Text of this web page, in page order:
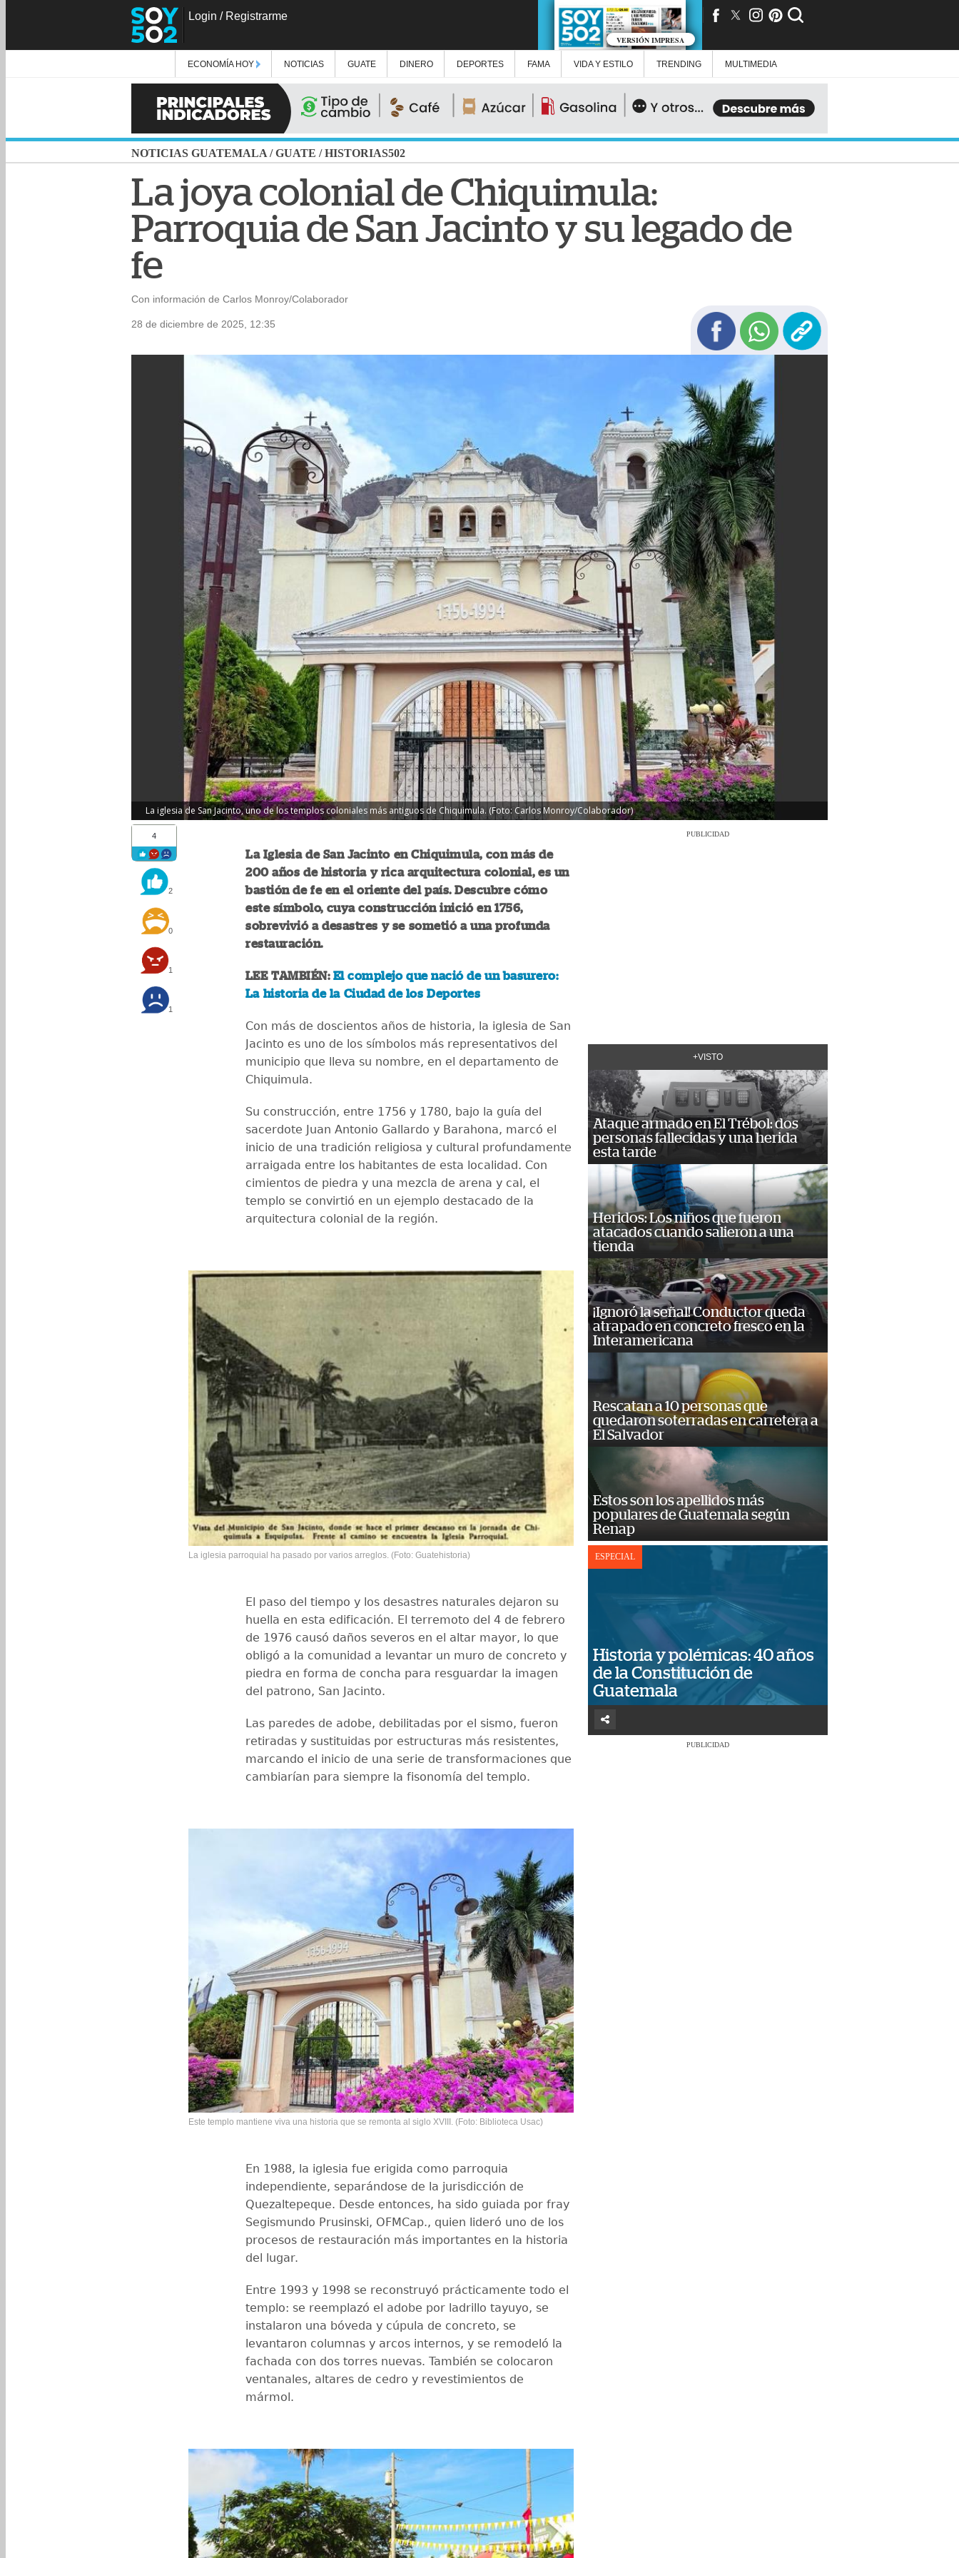
Login / Registrarme
VERSIÓN IMPRESA
ECONOMÍA HOY NOTICIAS GUATE DINERO DEPORTES FAMA VIDA Y ESTILO TRENDING MULTIMEDIA
NOTICIAS GUATEMALA /GUATE /HISTORIAS502
La joya colonial de Chiquimula:
Parroquia de San Jacinto y su legado de
fe
Con información de Carlos Monroy/Colaborador
28 de diciembre de 2025, 12:35
La iglesia de San Jacinto, uno de los templos coloniales más antiguos de Chiquimula. (Foto: Carlos Monroy/Colaborador)
4
2
0
1
1
La Iglesia de San Jacinto en Chiquimula, con más de
200 años de historia y rica arquitectura colonial, es un
bastión de fe en el oriente del país. Descubre cómo
este símbolo, cuya construcción inició en 1756,
sobrevivió a desastres y se sometió a una profunda
restauración.
LEE TAMBIÉN: El complejo que nació de un basurero:
La historia de la Ciudad de los Deportes
Con más de doscientos años de historia, la iglesia de San
Jacinto es uno de los símbolos más representativos del
municipio que lleva su nombre, en el departamento de
Chiquimula.
Su construcción, entre 1756 y 1780, bajo la guía del
sacerdote Juan Antonio Gallardo y Barahona, marcó el
inicio de una tradición religiosa y cultural profundamente
arraigada entre los habitantes de esta localidad. Con
cimientos de piedra y una mezcla de arena y cal, el
templo se convirtió en un ejemplo destacado de la
arquitectura colonial de la región.
La iglesia parroquial ha pasado por varios arreglos. (Foto: Guatehistoria)
El paso del tiempo y los desastres naturales dejaron su
huella en esta edificación. El terremoto del 4 de febrero
de 1976 causó daños severos en el altar mayor, lo que
obligó a la comunidad a levantar un muro de concreto y
piedra en forma de concha para resguardar la imagen
del patrono, San Jacinto.
Las paredes de adobe, debilitadas por el sismo, fueron
retiradas y sustituidas por estructuras más resistentes,
marcando el inicio de una serie de transformaciones que
cambiarían para siempre la fisonomía del templo.
Este templo mantiene viva una historia que se remonta al siglo XVIII. (Foto: Biblioteca Usac)
En 1988, la iglesia fue erigida como parroquia
independiente, separándose de la jurisdicción de
Quezaltepeque. Desde entonces, ha sido guiada por fray
Segismundo Prusinski, OFMCap., quien lideró uno de los
procesos de restauración más importantes en la historia
del lugar.
Entre 1993 y 1998 se reconstruyó prácticamente todo el
templo: se reemplazó el adobe por ladrillo tayuyo, se
instalaron una bóveda y cúpula de concreto, se
levantaron columnas y arcos internos, y se remodeló la
fachada con dos torres nuevas. También se colocaron
ventanales, altares de cedro y revestimientos de
mármol.
PUBLICIDAD
+VISTO
Ataque armado en El Trébol: dos
personas fallecidas y una herida
esta tarde
Heridos: Los niños que fueron
atacados cuando salieron a una
tienda
¡Ignoró la señal! Conductor queda
atrapado en concreto fresco en la
Interamericana
Rescatan a 10 personas que
quedaron soterradas en carretera a
El Salvador
Estos son los apellidos más
populares de Guatemala según
Renap
ESPECIAL
Historia y polémicas: 40 años
de la Constitución de
Guatemala
PUBLICIDAD